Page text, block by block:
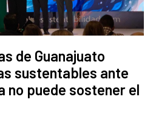
de Guanajuato
sustentables ante
no puede sostener el